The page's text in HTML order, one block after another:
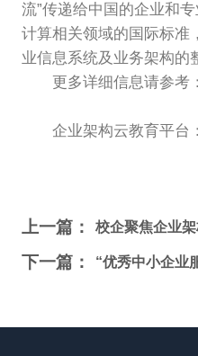
流”传递给中国的企业和
计算相关领域的国际标准
业信息系统及业务架构的
更多详细信息请参考
企业架构云教育平台：
上一篇： 校企聚焦企业
下一篇： “优秀中小企业